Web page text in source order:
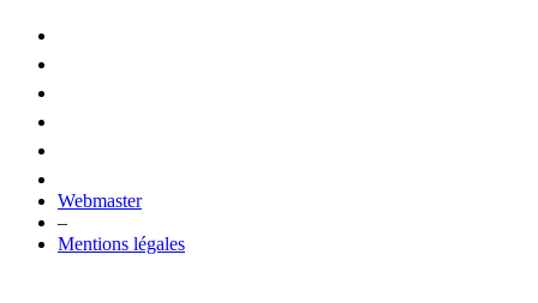
Webmaster
–
Mentions légales